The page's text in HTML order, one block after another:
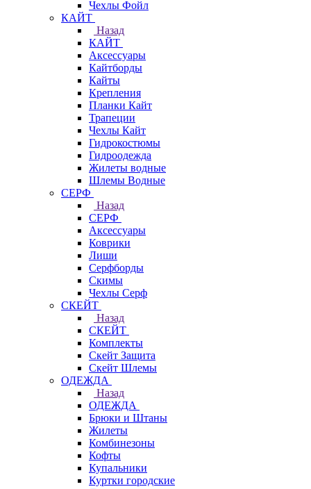
Чехлы Фойл
КАЙТ
Назад
КАЙТ
Аксессуары
Кайтборды
Кайты
Крепления
Планки Кайт
Трапеции
Чехлы Кайт
Гидрокостюмы
Гидроодежда
Жилеты водные
Шлемы Водные
СЕРФ
Назад
СЕРФ
Аксессуары
Коврики
Лиши
Серфборды
Скимы
Чехлы Cерф
СКЕЙТ
Назад
СКЕЙТ
Комплекты
Скейт Защита
Скейт Шлемы
ОДЕЖДА
Назад
ОДЕЖДА
Брюки и Штаны
Жилеты
Комбинезоны
Кофты
Купальники
Куртки городские